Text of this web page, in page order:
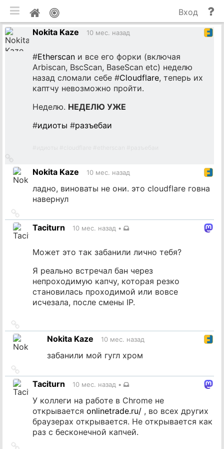
Мой
профиль
и
Вход
Nokita Kaze
10 мес. назад
#Etherscan и все его форки (включая
Arbiscan, BscScan, BaseScan etc) неделю
назад сломали себе #Cloudflare, теперь их
каптчу невозможно пройти.
Неделю. НЕДЕЛЮ УЖЕ
#идиоты #разъебаи
на
источникNokita Kaze 10 мес. назад
ладно, виноваты не они. это cloudflare говна
навернул
на
источник
Taciturn 10 мес. назад •
Может это так забанили лично тебя?
Я реально встречал бан через
непроходимую капчу, которая резко
становилась проходимой или вовсе
исчезала, после смены IP.
на
источникNokita Kaze 10 мес. назад
забанили мой гугл хром
на
источник
Taciturn 10 мес. назад •
У коллеги на работе в Chrome не
открывается onlinetrade.ru/ , во всех других
браузерах открывается. Не открывается как
раз с бесконечной капчей.
мобильная версия